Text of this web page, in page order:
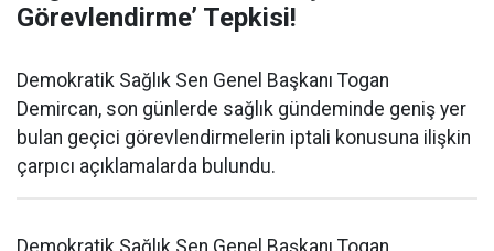
Görevlendirme’ Tepkisi!
Demokratik Sağlık Sen Genel Başkanı Togan
Demircan, son günlerde sağlık gündeminde geniş yer
bulan geçici görevlendirmelerin iptali konusuna ilişkin
çarpıcı açıklamalarda bulundu.
Demokratik Sağlık Sen Genel Başkanı Togan